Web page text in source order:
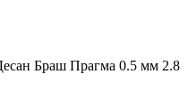
Браш Прагма 0.5 мм 2.8